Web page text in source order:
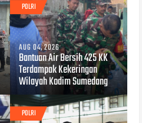
POLRI
AUG 04, 2026
Bantuan Air Bersih 425 KK
Terdampak Kekeringan
Wilayah Kodim Sumedang
POLRI